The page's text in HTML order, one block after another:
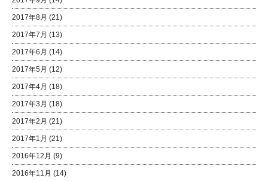
2017年8月 (21)
2017年7月 (13)
2017年6月 (14)
2017年5月 (12)
2017年4月 (18)
2017年3月 (18)
2017年2月 (21)
2017年1月 (21)
2016年12月 (9)
2016年11月 (14)